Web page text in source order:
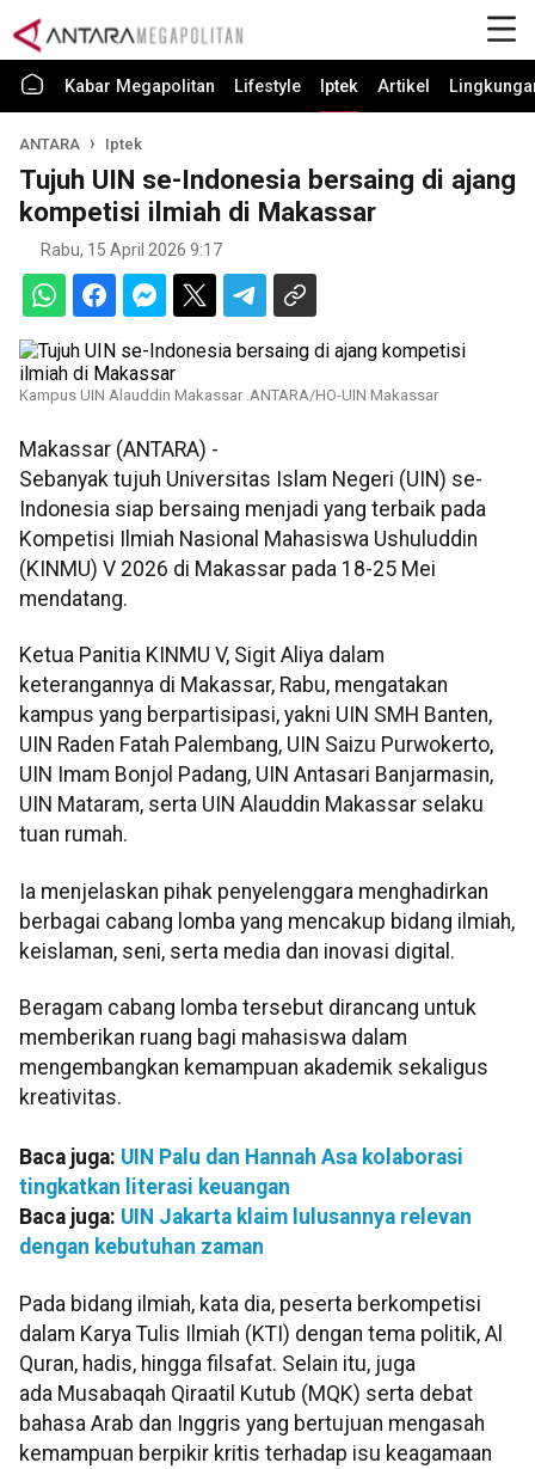
Kabar Megapolitan Lifestyle Iptek Artikel
ANTARA Iptek
Tujuh UIN se-Indonesia bersaing di ajang
kompetisi ilmiah di Makassar
Rabu, 15 April 2026 9:17
Kampus UIN Alauddin Makassar .ANTARA/HO-UIN Makassar
Makassar (ANTARA) -
Sebanyak tujuh Universitas Islam Negeri (UIN) se-
Indonesia siap bersaing menjadi yang terbaik pada
Kompetisi Ilmiah Nasional Mahasiswa Ushuluddin
(KINMU) V 2026 di Makassar pada 18-25 Mei
mendatang.
Ketua Panitia KINMU V, Sigit Aliya dalam
keterangannya di Makassar, Rabu, mengatakan
kampus yang berpartisipasi, yakni UIN SMH Banten,
UIN Raden Fatah Palembang, UIN Saizu Purwokerto,
UIN Imam Bonjol Padang, UIN Antasari Banjarmasin,
UIN Mataram, serta UIN Alauddin Makassar selaku
tuan rumah.
Ia menjelaskan pihak penyelenggara menghadirkan
berbagai cabang lomba yang mencakup bidang ilmiah,
keislaman, seni, serta media dan inovasi digital.
Beragam cabang lomba tersebut dirancang untuk
memberikan ruang bagi mahasiswa dalam
mengembangkan kemampuan akademik sekaligus
kreativitas.
Baca juga: UIN Palu dan Hannah Asa kolaborasi
tingkatkan literasi keuangan
Baca juga: UIN Jakarta klaim lulusannya relevan
dengan kebutuhan zaman
Pada bidang ilmiah, kata dia, peserta berkompetisi
dalam Karya Tulis Ilmiah (KTI) dengan tema politik, Al
Quran, hadis, hingga filsafat. Selain itu, juga
ada Musabaqah Qiraatil Kutub (MQK) serta debat
bahasa Arab dan Inggris yang bertujuan mengasah
kemampuan berpikir kritis terhadap isu keagamaan